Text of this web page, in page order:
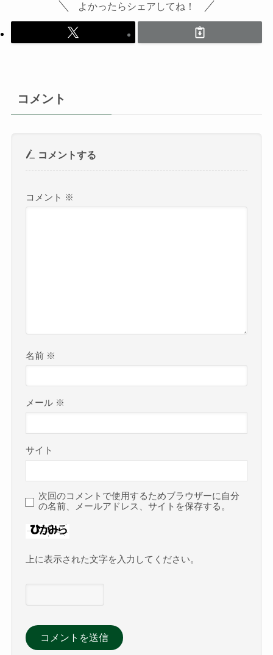
よかったらシェアしてね！
コメント
コメントする
コメント ※
名前 ※
メール ※
サイト
次回のコメントで使用するためブラウザーに自分
の名前、メールアドレス、サイトを保存する。
上に表示された文字を入力してください。